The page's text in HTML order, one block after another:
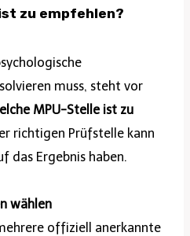
zu empfehlen?
muss, steht vor
MPU-Stelle ist zu
richtigen Prüfstelle kann
das Ergebnis haben.
wählen
offiziell anerkannte